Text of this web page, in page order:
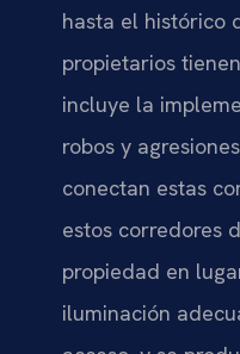
hasta el histórico
propietarios
incluye la
robos y
conectan estas
estos corredores
propiedad en
iluminación